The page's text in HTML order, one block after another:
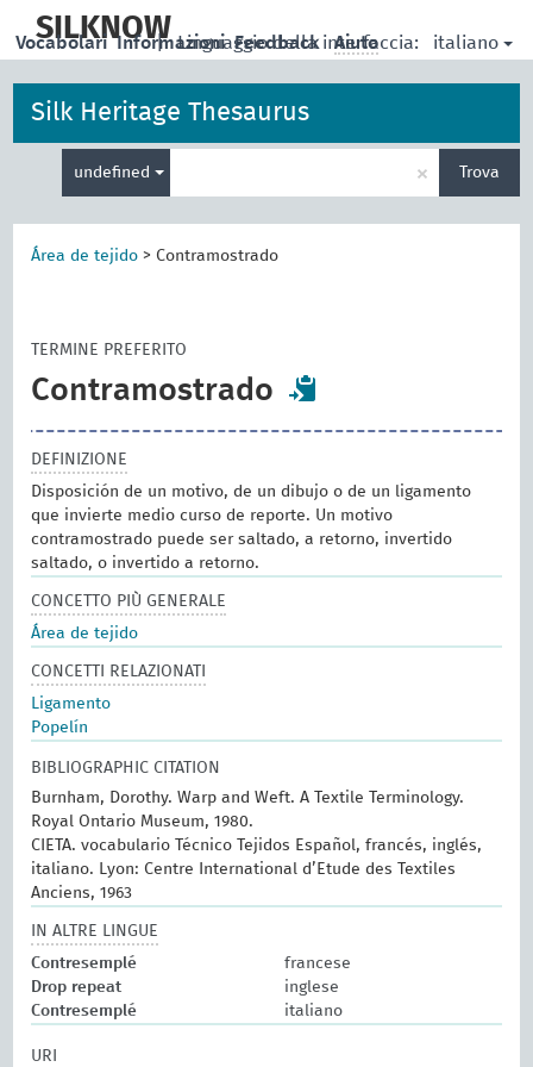
main
SILKNOW
| Linguaggio della interfaccia: italiano
Vocabolari Informazioni Feedback Aiuto
Silk Heritage Thesaurus
undefined
per
la
× Trova
Área de tejido > Contramostrado
TERMINE PREFERITO
Contramostrado
DEFINIZIONE
Disposición de un motivo, de un dibujo o de un ligamento
que invierte medio curso de reporte. Un motivo
contramostrado puede ser saltado, a retorno, invertido
saltado, o invertido a retorno.
CONCETTO PIÙ GENERALE
Área de tejido
CONCETTI RELAZIONATI
Ligamento
Popelín
BIBLIOGRAPHIC CITATION
Burnham, Dorothy. Warp and Weft. A Textile Terminology.
Royal Ontario Museum, 1980.
CIETA. vocabulario Técnico Tejidos Español, francés, inglés,
italiano. Lyon: Centre International d’Etude des Textiles
Anciens, 1963
IN ALTRE LINGUE
Contresemplé
francese
Drop repeat
inglese
Contresemplé
italiano
URI